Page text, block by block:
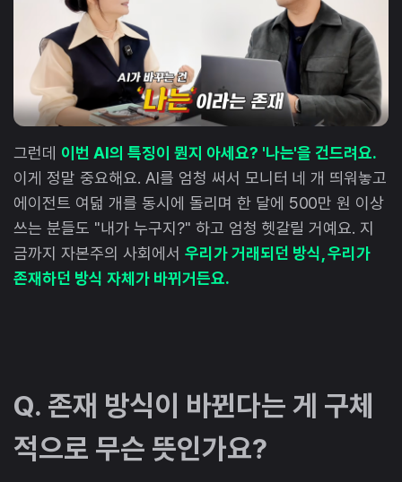
그런데 이번 AI의 특징이 뭔지 아세요? '나는'을 건드려요.
이게 정말 중요해요. AI를 엄청 써서 모니터 네 개 띄워놓고
에이전트 여덟 개를 동시에 돌리며 한 달에 500만 원 이상
쓰는 분들도 "내가 누구지?" 하고 엄청 헷갈릴 거예요. 지
금까지 자본주의 사회에서 우리가 거래되던 방식, 우리가
존재하던 방식 자체가 바뀌거든요.
Q. 존재 방식이 바뀐다는 게 구체
적으로 무슨 뜻인가요?